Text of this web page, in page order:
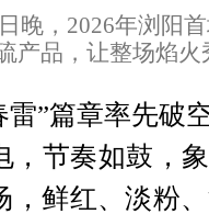
晚，2026年浏阳
产品，让整场焰
雷”篇章率先破
，节奏如鼓，
，鲜红、淡粉